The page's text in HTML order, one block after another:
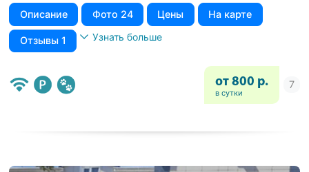
Описание Фото 24 Цены На карте
Отзывы 1 Узнать больше
от 800 р.
в сутки